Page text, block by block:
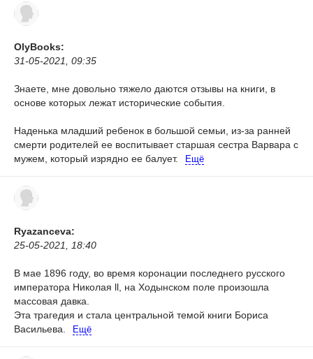
OlyBooks:
31-05-2021, 09:35
Знаете, мне довольно тяжело даются отзывы на книги, в
основе которых лежат исторические события.
Наденька младший ребенок в большой семьи, из-за ранней
смерти родителей ее воспитывает старшая сестра Варвара с
мужем, который изрядно ее балует.
Ещё
Ryazanceva:
25-05-2021, 18:40
В мае 1896 году, во время коронации последнего русского
императора Николая ll, на Ходынском поле произошла
массовая давка.
Эта трагедия и стала центральной темой книги Бориса
Васильева.
Ещё